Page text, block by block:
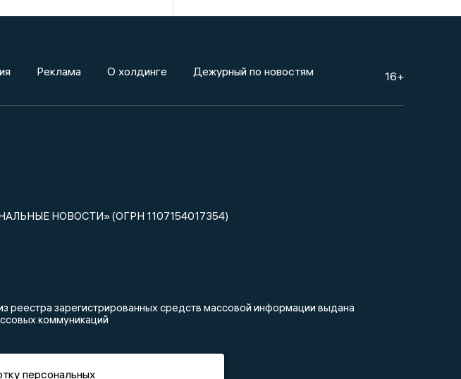
Реклама О холдинге Дежурный по новостям 16+
НОВОСТИ» (ОГРН 1107154017354)
зарегистрированных средств массовой информации выдана
коммуникаций
персональных